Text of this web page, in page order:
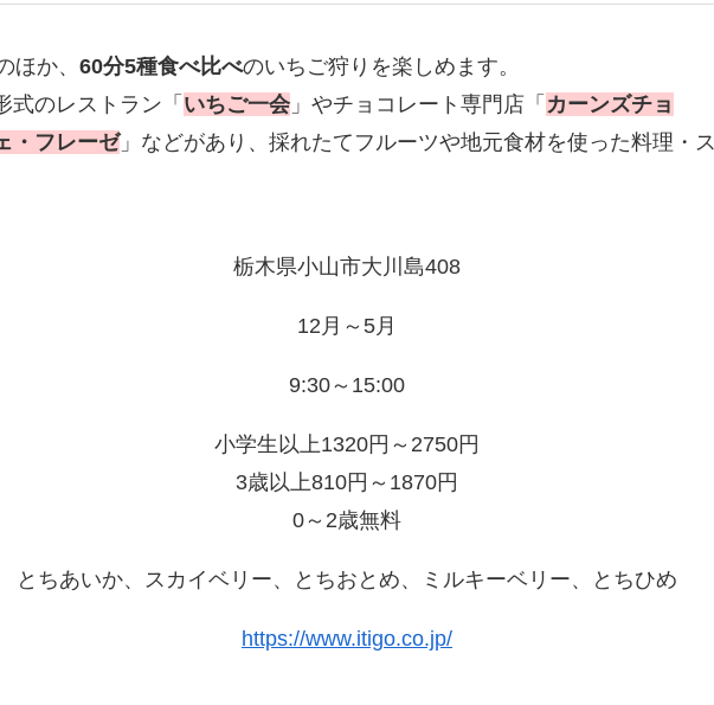
ほか、 60分5種食べ比べのいちご狩りを楽しめます。
式のレストラン「 いちご一会」やチョコレート専門店「 カーンズチョ
・フレーゼ」などがあり、採れたてフルーツや地元食材を使った料理・ス
栃木県小山市大川島408
12月～5月
9:30～15:00
小学生以上1320円～2750円
3歳以上810円～1870円
0～2歳無料
とちあいか、スカイベリー、とちおとめ、ミルキーベリー、とちひめ
https://www.itigo.co.jp/